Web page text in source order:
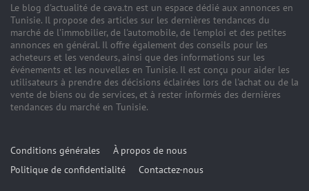
Le blog d'actualité de cava.tn est un espace dédié aux annonces en
Tunisie. Il propose des articles sur les dernières tendances du
marché de l'immobilier, de l'automobile, de l'emploi et des petites
annonces en général. Il offre également des conseils pour les
acheteurs et les vendeurs, ainsi que des informations sur les
événements et les nouvelles en Tunisie. Il est conçu pour aider les
utilisateurs à prendre des décisions éclairées lors de l'achat ou de la
vente de biens ou de services, et à rester informés des dernières
tendances du marché en Tunisie.
Conditions générales
À propos de nous
Politique de confidentialité
Contactez-nous